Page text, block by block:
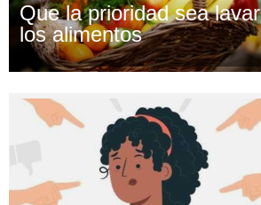
Que la prioridad sea lavar
los alimentos